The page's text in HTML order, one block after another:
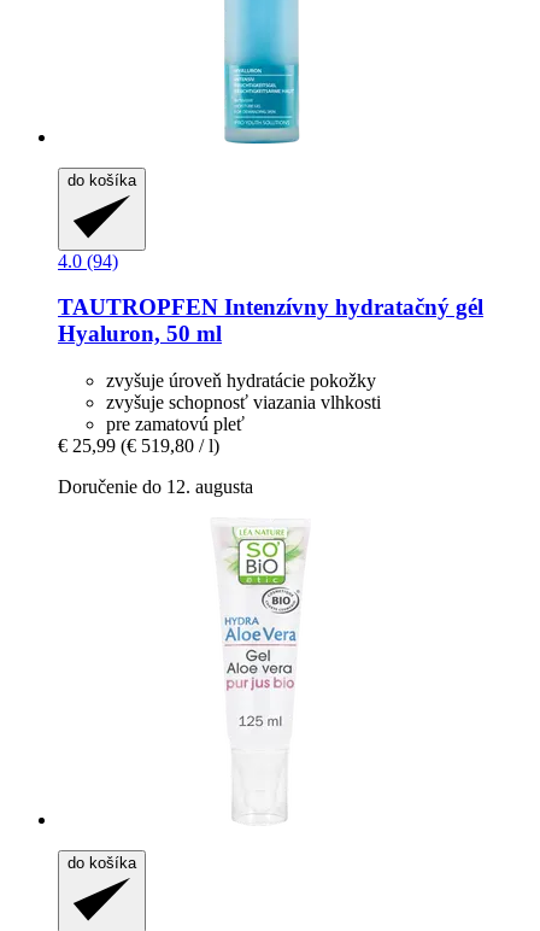
do košíka
4.0 (94)
TAUTROPFEN Intenzívny hydratačný gél
Hyaluron, 50 ml
zvyšuje úroveň hydratácie pokožky
zvyšuje schopnosť viazania vlhkosti
pre zamatovú pleť
€ 25,99 (€ 519,80 / l)
Doručenie do 12. augusta
do košíka